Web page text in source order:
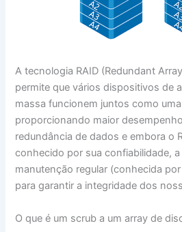
A tecnologia RAID (Redundant
permite que vários dispositivos de
massa funcionem juntos como
proporcionando maior
redundância de dados e embora o
conhecido por sua confiabilidade,
manutenção regular (conhecida
para garantir a integridade dos
O que é um scrub a um array de